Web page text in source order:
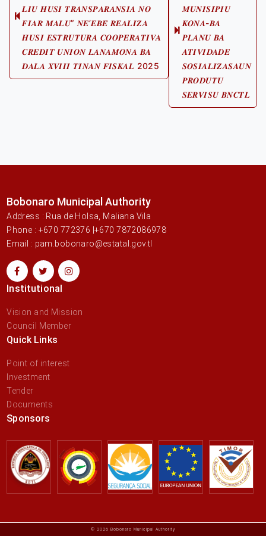
Previous
post:
𝑳𝑰𝑼 𝑯𝑼𝑺𝑰 𝑻𝑹𝑨𝑵𝑺𝑷𝑨𝑹𝑨𝑵𝑺𝑰𝑨 𝑵𝑶
𝑭𝑰𝑨𝑹 𝑴𝑨𝑳𝑼” 𝑵𝑬’𝑬𝑩𝑬́ 𝑹𝑬𝑨𝑳𝑰𝒁𝑨
𝑯𝑼𝑺𝑰 𝑬𝑺𝑻𝑹𝑼𝑻𝑼𝑹𝑨 𝑪𝑶𝑶𝑷𝑬𝑹𝑨𝑻𝑰𝑽𝑨
𝑪𝑹𝑬𝑫𝑰𝑻 𝑼𝑵𝑰𝑶𝑵 𝑳𝑨𝑵𝑨𝑴𝑶𝑵𝑨 𝑩𝑨
𝑫𝑨𝑳𝑨 𝑿𝑽𝑰𝑰𝑰 𝑻𝑰𝑵𝑨𝑵 𝑭𝑰𝑺𝑲𝑨𝑳 2025
Next
post:
𝑴𝑼𝑵𝑰𝑺𝑰́𝑷𝑰𝑼
𝑲𝑶𝑵𝑨-𝑩𝑨
𝑷𝑳𝑨𝑵𝑼 𝑩𝑨
𝑨𝑻𝑰𝑽𝑰𝑫𝑨𝑫𝑬
𝑺𝑶𝑺𝑰𝑨𝑳𝑰𝒁𝑨𝑺𝑨𝑼𝑵
𝑷𝑹𝑶𝑫𝑼𝑻𝑼
𝑺𝑬𝑹𝑽𝑰𝑺𝑼 𝑩𝑵𝑪𝑻𝑳
Bobonaro Municipal Authority
Address : Rua de Holsa, Maliana Vila
Phone : +670 772376 |+670 7872086978
Email : pam.bobonaro@estatal.gov.tl
Institutional
Vision and Mission
Council Member
Quick Links
Point of interest
Investment
Tender
Documents
Sponsors
© 2026 Bobonaro Municipal Authority